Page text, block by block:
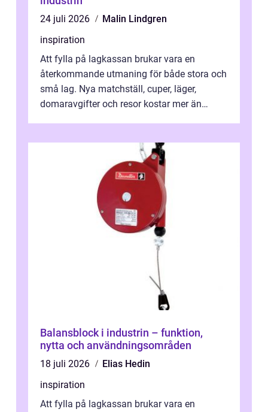
24 juli 2026
Malin Lindgren
inspiration
Att fylla på lagkassan brukar vara en
återkommande utmaning för både stora och
små lag. Nya matchställ, cuper, läger,
domaravgifter och resor kostar mer än
Balansblock i industrin – funktion,
nytta och användningsområden
18 juli 2026
Elias Hedin
inspiration
Att fylla på lagkassan brukar vara en